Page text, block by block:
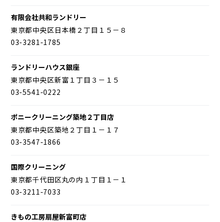
有限会社共和ランドリー
東京都中央区日本橋２丁目１５－８
03-3281-1785
ランドリーハウス銀座
東京都中央区新富１丁目３－１５
03-5541-0222
ポニークリーニング築地２丁目店
東京都中央区築地２丁目１－１７
03-3547-1866
国際クリーニング
東京都千代田区丸の内１丁目１－１
03-3211-7033
きもの工房扇屋新富町店